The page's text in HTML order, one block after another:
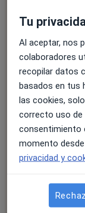
Rellena
webinar
Nombre*
*
Tu
Al aceptar, nos
colaboradores
recopilar datos
basados en tus
las cookies,
correcto uso de
consentimiento
momento
privacidad y